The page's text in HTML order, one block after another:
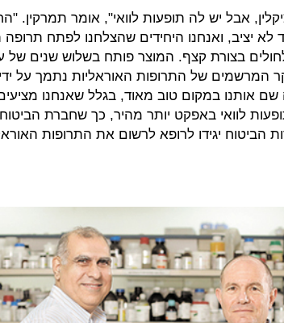
אבל יש לה תופעות לוואי", אומר תמרקין.
לא יציב, ואנחנו היחידים שהצלחנו לפתח
בצורת קצף. המוצר פותח בשלוש שנים של
המרשמים של התרופות האוראליות נתמך על ידי
שם אותנו במקום טוב מאוד, בגלל שאנחנו
תופעות לוואי באפקט יותר מהיר, כך שחברת
הביטוח יגידו לרופא לרשום את התרופות